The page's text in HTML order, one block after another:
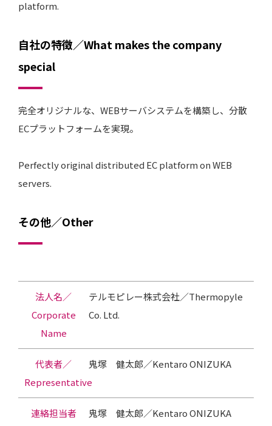
platform.
自社の特徴／What makes the company
special
完全オリジナルな、WEBサーバシステムを構築し、分散
ECプラットフォームを実現。
Perfectly original distributed EC platform on WEB
servers.
その他／Other
法人名／
Corporate
Name
テルモピレー株式会社／Thermopyle
Co. Ltd.
代表者／
Representative
鬼塚 健太郎／Kentaro ONIZUKA
連絡担当者 鬼塚 健太郎／Kentaro ONIZUKA